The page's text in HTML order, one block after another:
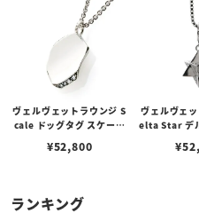
ヴェルヴェットラウンジ S
cale ドッグタグ スケール
¥52,800
ヴェルヴェ
elta Star デ
¥
ランキング